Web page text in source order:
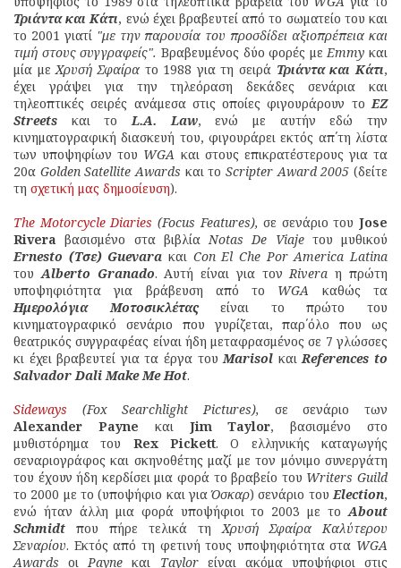
Τριάντα και Κάτι, ενώ έχει βραβευτεί από το σωματείο του και
το 2001 γιατί "με την παρουσία του προσδίδει αξιοπρέπεια και
τιμή στους συγγραφείς". Βραβευμένος δύο φορές μεEmmy και
μία μεΧρυσή Σφαίρατο 1988 για τη σειρά Τριάντα και Κάτι,
έχει γράψει για την τηλεόραση δεκάδες σενάρια και
τηλεοπτικές σειρές ανάμεσα στις οποίες φιγουράρουν τοEZ
Streets και τοL.A. Law, ενώ με αυτήν εδώ την
κινηματογραφική διασκευή του, φιγουράρει εκτός απ΄τη λίστα
των υποψηφίων του WGA και στους επικρατέστερους για τα
20α Golden Satellite Awards και τοScripter Award 2005 (δείτε
τη σχετική μας δημοσίευση).
The Motorcycle Diaries (Focus Features), σε σενάριο του Jose
Rivera βασισμένο στα βιβλίαNotas De Viajeτου μυθικού
Ernesto (Τσε) Guevara και Con El Che Por America Latina
τουAlberto Granado. Αυτή είναι για τονRivera η πρώτη
υποψηφιότητα για βράβευση από το WGA καθώς τα
Ημερολόγια Μοτοσικλέταςείναι το πρώτο του
κινηματογραφικό σενάριο που γυρίζεται, παρ΄όλο που ως
θεατρικός συγγραφέας είναι ήδη μεταφρασμένος σε 7 γλώσσες
κι έχει βραβευτεί για τα έργα τουMarisol καιReferences to
Salvador Dali Make Me Hot.
Sideways (Fox Searchlight Pictures),
σε σενάριο των
Alexander Payne και Jim Taylor, βασισμένο στο
μυθιστόρημα του Rex Pickett. Ο ελληνικής καταγωγής
σεναριογράφος και σκηνοθέτης μαζί με τον μόνιμο συνεργάτη
του έχουν ήδη κερδίσει μια φορά το βραβείο του Writers Guild
το 2000 με το (υποψήφιο και γιαΌσκαρ) σενάριο τουElection,
ενώ ήταν άλλη μια φορά υποψήφιοι το 2003 με τοAbout
Schmidt που πήρε τελικά τηΧρυσή Σφαίρα Καλύτερου
Σεναρίου. Εκτός από τη φετινή τους υποψηφιότητα στα WGA
Awards οιPayne και Taylorείναι ακόμα υποψήφιοι στις